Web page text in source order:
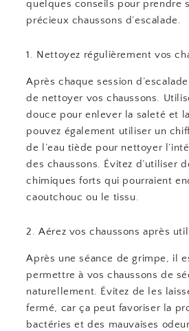
quelques conseils pour prendre
précieux chaussons d’escalade.
1. Nettoyez régulièrement vos
Après chaque session
de nettoyer vos chaussons.
douce pour enlever la saleté et
pouvez également utiliser un
de l’eau tiède pour nettoyer
des chaussons. Évitez d’utiliser
chimiques forts qui pourraient
caoutchouc ou le tissu.
2. Aérez vos chaussons après
Après une séance de grimpe, il
permettre à vos chaussons de
naturellement. Évitez de les
fermé, car ça peut favoriser la
bactéries et des mauvaises